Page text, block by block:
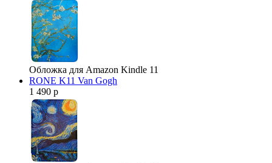
Обложка для Amazon Kindle 11
RONE K11 Van Gogh
1 490 р